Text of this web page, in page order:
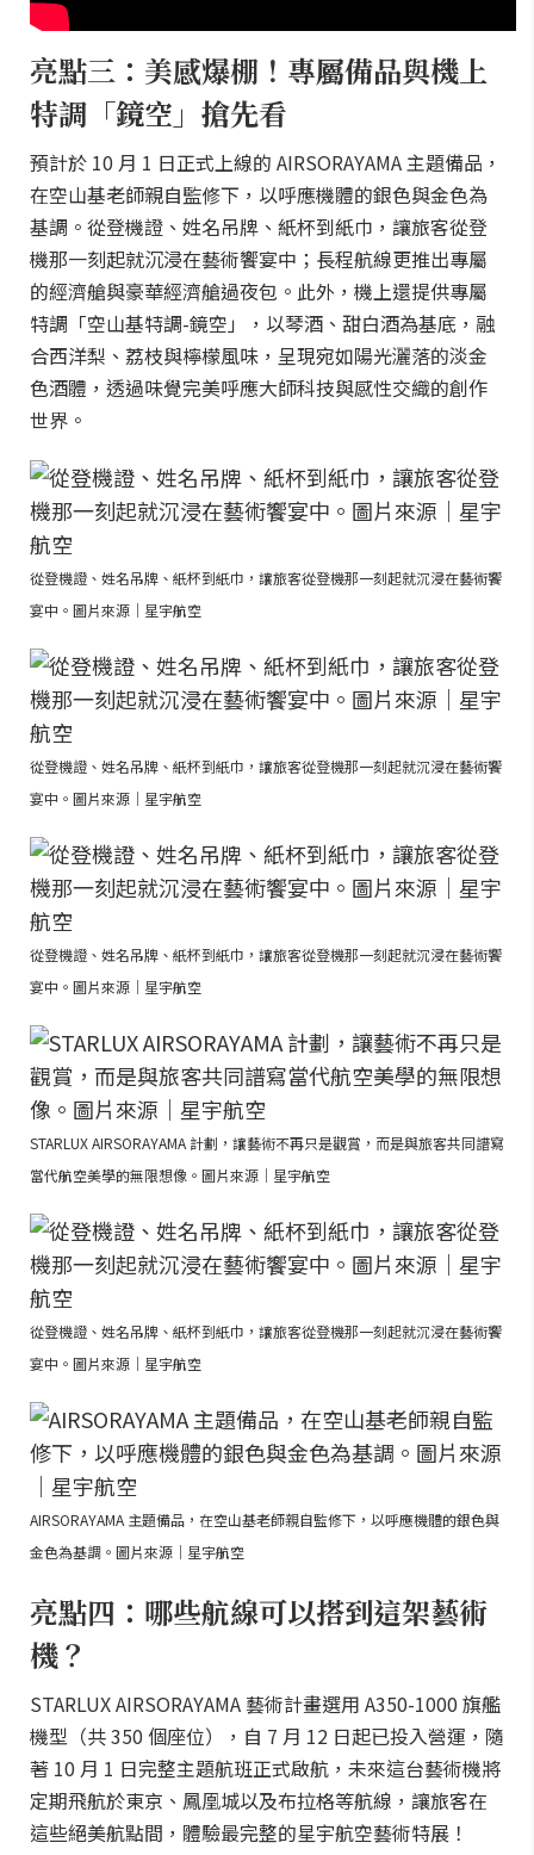
亮點三：美感爆棚！專屬備品與機上
特調「鏡空」搶先看
預計於 10 月 1 日正式上線的 AIRSORAYAMA 主題備品，
在空山基老師親自監修下，以呼應機體的銀色與金色為
基調。從登機證、姓名吊牌、紙杯到紙巾，讓旅客從登
機那一刻起就沉浸在藝術饗宴中；長程航線更推出專屬
的經濟艙與豪華經濟艙過夜包。此外，機上還提供專屬
特調「空山基特調-鏡空」，以琴酒、甜白酒為基底，融
合西洋梨、荔枝與檸檬風味，呈現宛如陽光灑落的淡金
色酒體，透過味覺完美呼應大師科技與感性交織的創作
世界。
從登機證、姓名吊牌、紙杯到紙巾，讓旅客從登機那一刻起就沉浸在藝術饗
宴中。圖片來源｜星宇航空
從登機證、姓名吊牌、紙杯到紙巾，讓旅客從登機那一刻起就沉浸在藝術饗
宴中。圖片來源｜星宇航空
從登機證、姓名吊牌、紙杯到紙巾，讓旅客從登機那一刻起就沉浸在藝術饗
宴中。圖片來源｜星宇航空
STARLUX AIRSORAYAMA 計劃，讓藝術不再只是觀賞，而是與旅客共同譜寫
當代航空美學的無限想像。圖片來源｜星宇航空
從登機證、姓名吊牌、紙杯到紙巾，讓旅客從登機那一刻起就沉浸在藝術饗
宴中。圖片來源｜星宇航空
AIRSORAYAMA 主題備品，在空山基老師親自監修下，以呼應機體的銀色與
金色為基調。圖片來源｜星宇航空
亮點四：哪些航線可以搭到這架藝術
機？
STARLUX AIRSORAYAMA 藝術計畫選用 A350-1000 旗艦
機型（共 350 個座位），自 7 月 12 日起已投入營運，隨
著 10 月 1 日完整主題航班正式啟航，未來這台藝術機將
定期飛航於東京、鳳凰城以及布拉格等航線，讓旅客在
這些絕美航點間，體驗最完整的星宇航空藝術特展！